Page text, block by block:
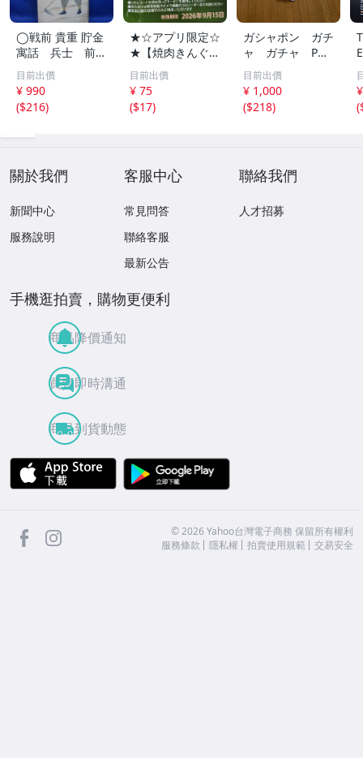
◯戦前 貴重 貯金
寓話 兵士 前
線 昭和１４年
非売品 貯金局 古
い 昭和 レトロ ア
ンティーク ヴィ
目前出價
¥ 990
($216)
★☆アプリ限定☆
★【焼肉きんぐ】
平日いつでもクー
ポン 10%割引券
9月15日まで Pay
Pay・クレカ決済
目前出價
¥ 75
($17)
ガシャポン ガチ
ャ ガチャ POP
ポップ 台紙
非売品 まとめ
て アンパンマ
ン ポケモン ガ
目前出價
¥ 1,000
($218)
(
關於我們
新聞中心
服務說明
客服中心
常見問答
聯絡客服
最新公告
聯絡我們
人才招募
手機逛拍賣，購物更便利
商品降價通知
買賣即時溝通
商品到貨動態
APP Store
facebook ©2026 Yahoo台灣電子商務 保留所有權利
服務條款
隱私權 拍賣使用規範 交易安全